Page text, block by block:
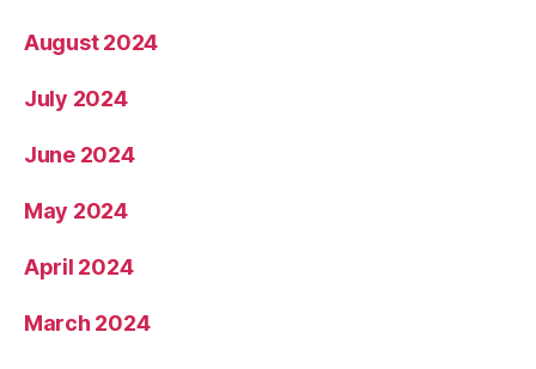
August 2024
July 2024
June 2024
May 2024
April 2024
March 2024